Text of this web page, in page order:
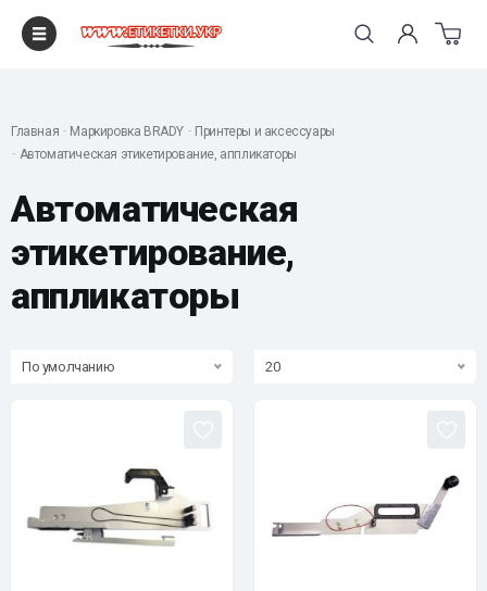
Главная Маркировка BRADY
Принтеры и аксессуары
Автоматическая этикетирование, аппликаторы
Автоматическая
этикетирование,
аппликаторы
По умолчанию 20